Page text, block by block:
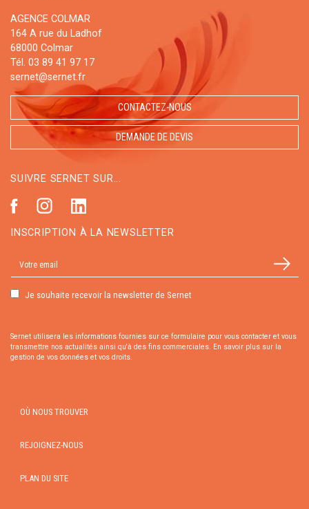
AGENCE COLMAR
164 A rue du Ladhof
68000 Colmar
Tél. 03 89 41 97 17
sernet@sernet.fr
CONTACTEZ-NOUS
DEMANDE DE DEVIS
SUIVRE SERNET SUR...
INSCRIPTION À LA NEWSLETTER
Je souhaite recevoir la newsletter de Sernet
Sernet utilisera les informations fournies sur ce formulaire pour vous contacter et vous
transmettre nos actualités ainsi qu'à des fins commerciales. En savoir plus sur la
gestion de vos données et vos droits.
OÙ NOUS TROUVER
REJOIGNEZ-NOUS
PLAN DU SITE